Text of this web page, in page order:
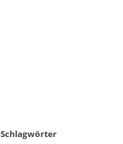
Schlagwörter